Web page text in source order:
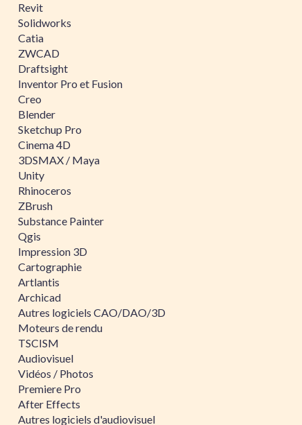
Revit
Solidworks
Catia
ZWCAD
Draftsight
Inventor Pro et Fusion
Creo
Blender
Sketchup Pro
Cinema 4D
3DSMAX / Maya
Unity
Rhinoceros
ZBrush
Substance Painter
Qgis
Impression 3D
Cartographie
Artlantis
Archicad
Autres logiciels CAO/DAO/3D
Moteurs de rendu
TSCISM
Audiovisuel
Vidéos / Photos
Premiere Pro
After Effects
Autres logiciels d'audiovisuel